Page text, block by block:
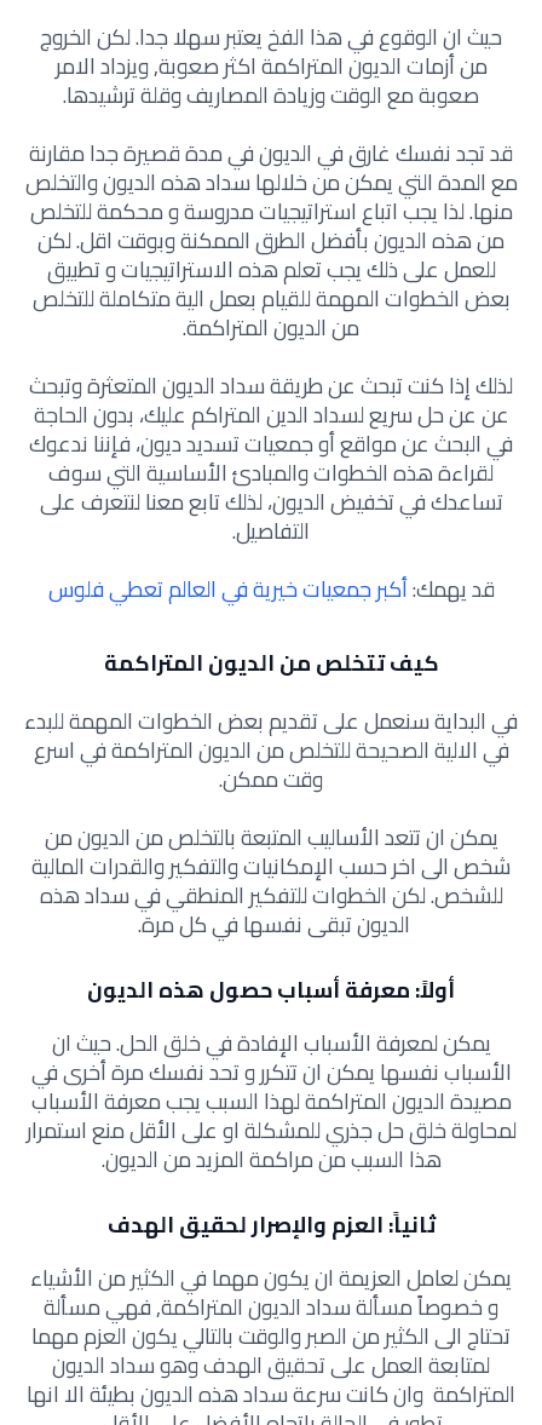
حيث ان الوقوع في هذا الفخ يعتبر سهلا جدا. لكن الخروج
من أزمات الديون المتراكمة اكثر صعوبة, ويزداد الامر
صعوبة مع الوقت وزيادة المصاريف وقلة ترشيدها.
قد تجد نفسك غارق في الديون في مدة قصيرة جدا مقارنة
مع المدة التي يمكن من خلالها سداد هذه الديون والتخلص
منها. لذا يجب اتباع استراتيجيات مدروسة و محكمة للتخلص
من هذه الديون بأفضل الطرق الممكنة وبوقت اقل. لكن
للعمل على ذلك يجب تعلم هذه الاستراتيجيات و تطبيق
بعض الخطوات المهمة للقيام بعمل الية متكاملة للتخلص
من الديون المتراكمة.
لذلك إذا كنت تبحث عن طريقة سداد الديون المتعثرة وتبحث
عن عن حل سريع لسداد الدين المتراكم عليك، بدون الحاجة
في البحث عن مواقع أو جمعيات تسديد ديون، فإننا ندعوك
لقراءة هذه الخطوات والمبادئ الأساسية التي سوف
تساعدك في تخفيض الديون، لذلك تابع معنا لنتعرف على
التفاصيل.
قد يهمك:أكبر جمعيات خيرية في العالم تعطي فلوس
كيف تتخلص من الديون المتراكمة
في البداية سنعمل على تقديم بعض الخطوات المهمة للبدء
في الالية الصحيحة للتخلص من الديون المتراكمة في اسرع
وقت ممكن.
يمكن ان تتعد الأساليب المتبعة بالتخلص من الديون من
شخص الى اخر حسب الإمكانيات والتفكير والقدرات المالية
للشخص. لكن الخطوات للتفكير المنطقي في سداد هذه
الديون تبقى نفسها في كل مرة.
أولاً: معرفة أسباب حصول هذه الديون
يمكن لمعرفة الأسباب الإفادة في خلق الحل. حيث ان
الأسباب نفسها يمكن ان تتكرر و تحد نفسك مرة أخرى في
مصيدة الديون المتراكمة لهذا السبب يجب معرفة الأسباب
لمحاولة خلق حل جذري للمشكلة او على الأقل منع استمرار
هذا السبب من مراكمة المزيد من الديون.
ثانياً: العزم والإصرار لحقيق الهدف
يمكن لعامل العزيمة ان يكون مهما في الكثير من الأشياء
و خصوصاً مسألة سداد الديون المتراكمة, فهي مسألة
تحتاج الى الكثير من الصبر والوقت بالتالي يكون العزم مهما
لمتابعة العمل على تحقيق الهدف وهو سداد الديون
المتراكمة وان كانت سرعة سداد هذه الديون بطيئة الا انها